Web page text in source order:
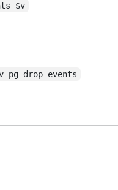
pg-drop-events